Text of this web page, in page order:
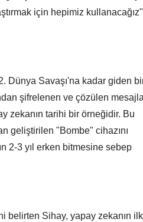
için hepimiz kullanacağız"
Dünya Savaşı'na kadar giden
şifrelenen ve çözülen
zekanın tarihi bir örneğidir. Bu
geliştirilen "Bombe" cihazını
2-3 yıl erken bitmesine sebep
belirten Sihay, yapay zekanın ilk